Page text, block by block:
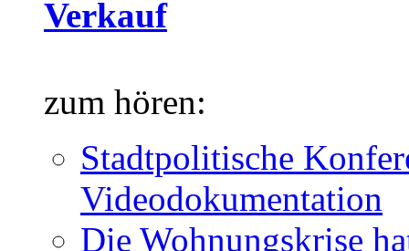
Verkauf
zum hören:
Stadtpolitische
Videodokumentation
Die Wohnungskrise